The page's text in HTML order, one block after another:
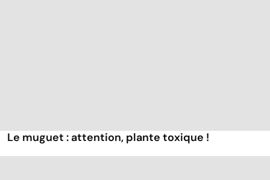
Le muguet : attention, plante toxique !